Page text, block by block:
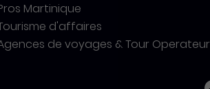
Martinique
d'affaires
de voyages & Tour